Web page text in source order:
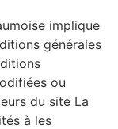
implique
générales
ou
du site La
à les